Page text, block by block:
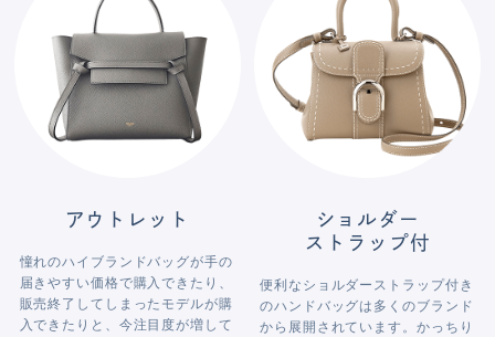
アウトレット
憧れのハイブランドバッグが手の
届きやすい価格で購入できたり、
販売終了してしまったモデルが購
入できたりと、今注目度が増して
ショルダー
ストラップ付
便利なショルダーストラップ付き
のハンドバッグは多くのブランド
から展開されています。かっちり